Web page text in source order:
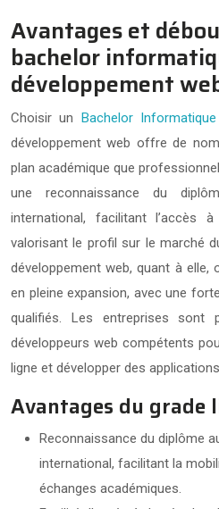
Avantages et
bachelor
développement
Choisir un Bachelor
développement web offre de
plan académique que
une reconnaissance du
international, facilitant l’accès
valorisant le profil sur le marché
développement web, quant à elle,
en pleine expansion, avec une
qualifiés. Les entreprises sont
développeurs web compétents
ligne et développer des
Avantages du grade
Reconnaissance du diplôme
international, facilitant la
échanges académiques.